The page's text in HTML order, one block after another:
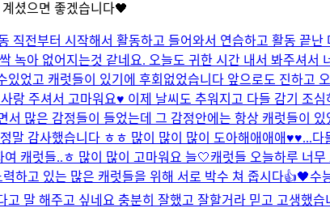
셨으면 좋겠습니다🖤
직전부터 시작해서 활동하고 들어와서 연습하고 활동 끝
녹아 없어지는것 같네요. 오늘도 귀한 시간 내서 봐주셔서
었고 캐럿들이 있기에 후회없었습니다 앞으로도 진하고
랑 주셔서 고마워요♥️ 이제 날씨도 추워지고 다들 감기 조
많은 감정들이 들었는데 그 감정안에는 항상 캐럿들이
말 감사했습니다 ㅎㅎ 많이 많이 많이 도아해애애애♥️♥...다
여 캐럿들..ㅎ 많이 많이 고마워요 늘🤍캐럿들 오늘하루 너
하고 있는 많은 캐럿들을 위해 서로 박수 쳐 줍시다👍🖤수
고 말 해주고 싶네요 충분히 잘했고 잘할거라 믿고 고생했